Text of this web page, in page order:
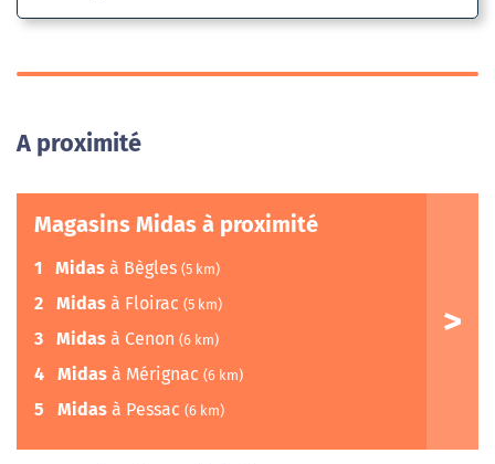
A proximité
Magasins Midas à proximité
1 Midas à Bègles (5 km)
2 Midas à Floirac (5 km)
3 Midas à Cenon (6 km)
4 Midas à Mérignac (6 km)
5 Midas à Pessac (6 km)